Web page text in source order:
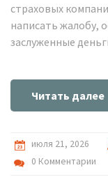
страховых
написать жалобу,
заслуженные
Читать далее
июля 21, 2026
0 Комментарии